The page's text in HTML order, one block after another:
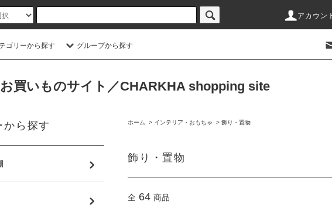
アカウン
ゴリーから探す グループから探す
買いものサイト／CHARKHA shopping site
ホーム > インテリア・おもちゃ > 飾り・置物
飾り・置物
全 64 商品
から探す